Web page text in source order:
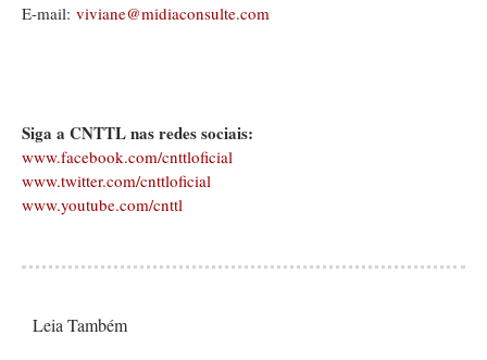
E-mail: viviane@midiaconsulte.com
Siga a CNTTL nas redes sociais:
www.facebook.com/cnttloficial
www.twitter.com/cnttloficial
www.youtube.com/cnttl
Leia Também